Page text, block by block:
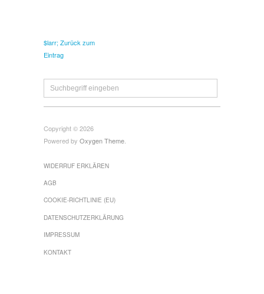
$larr; Zurück zum
Eintrag
Copyright © 2026
Powered by Oxygen Theme
WIDERRUF ERKLÄREN
AGB
COOKIE-RICHTLINIE (EU)
DATENSCHUTZERKLÄRUNG
IMPRESSUM
KONTAKT